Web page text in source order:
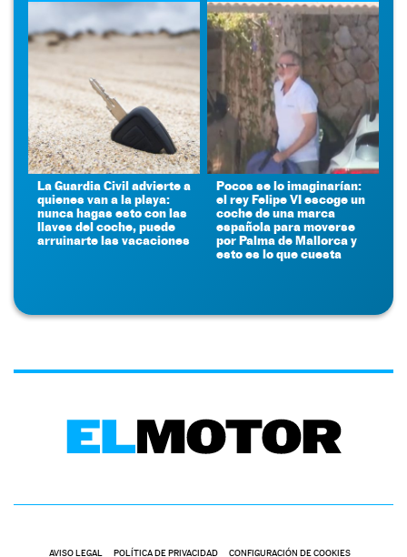
La Guardia Civil advierte a
quienes van a la playa:
nunca hagas esto con las
llaves del coche, puede
arruinarte las vacaciones
Pocos se lo imaginarían:
el rey Felipe VI escoge un
coche de una marca
española para moverse
por Palma de Mallorca y
esto es lo que cuesta
AVISO LEGAL POLÍTICA DE PRIVACIDAD CONFIGURACIÓN DE COOKIES